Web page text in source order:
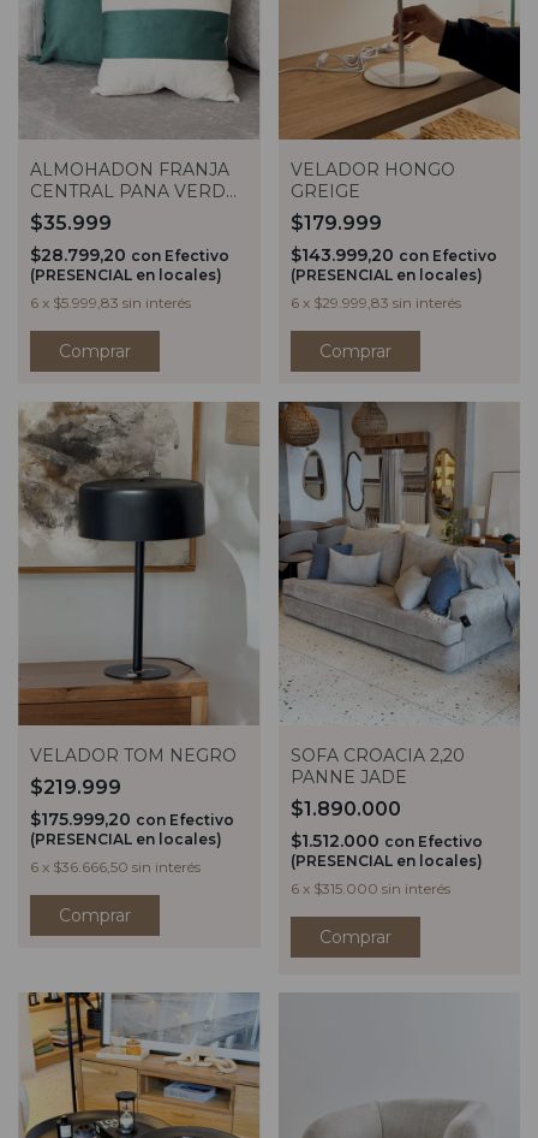
ALMOHADON FRANJA
CENTRAL PANA VERDE
40X40
$35.999
$28.799,20 con Efectivo
(PRESENCIAL en locales)
6 x $5.999,83 sin interés
Comprar
VELADOR HONGO
GREIGE
$179.999
$143.999,20 con Efectivo
(PRESENCIAL en locales)
6 x $29.999,83 sin interés
Comprar
VELADOR TOM NEGRO
$219.999
$175.999,20 con Efectivo
(PRESENCIAL en locales)
6 x $36.666,50 sin interés
Comprar
SOFA CROACIA 2,20
PANNE JADE
$1.890.000
$1.512.000 con Efectivo
(PRESENCIAL en locales)
6 x $315.000 sin interés